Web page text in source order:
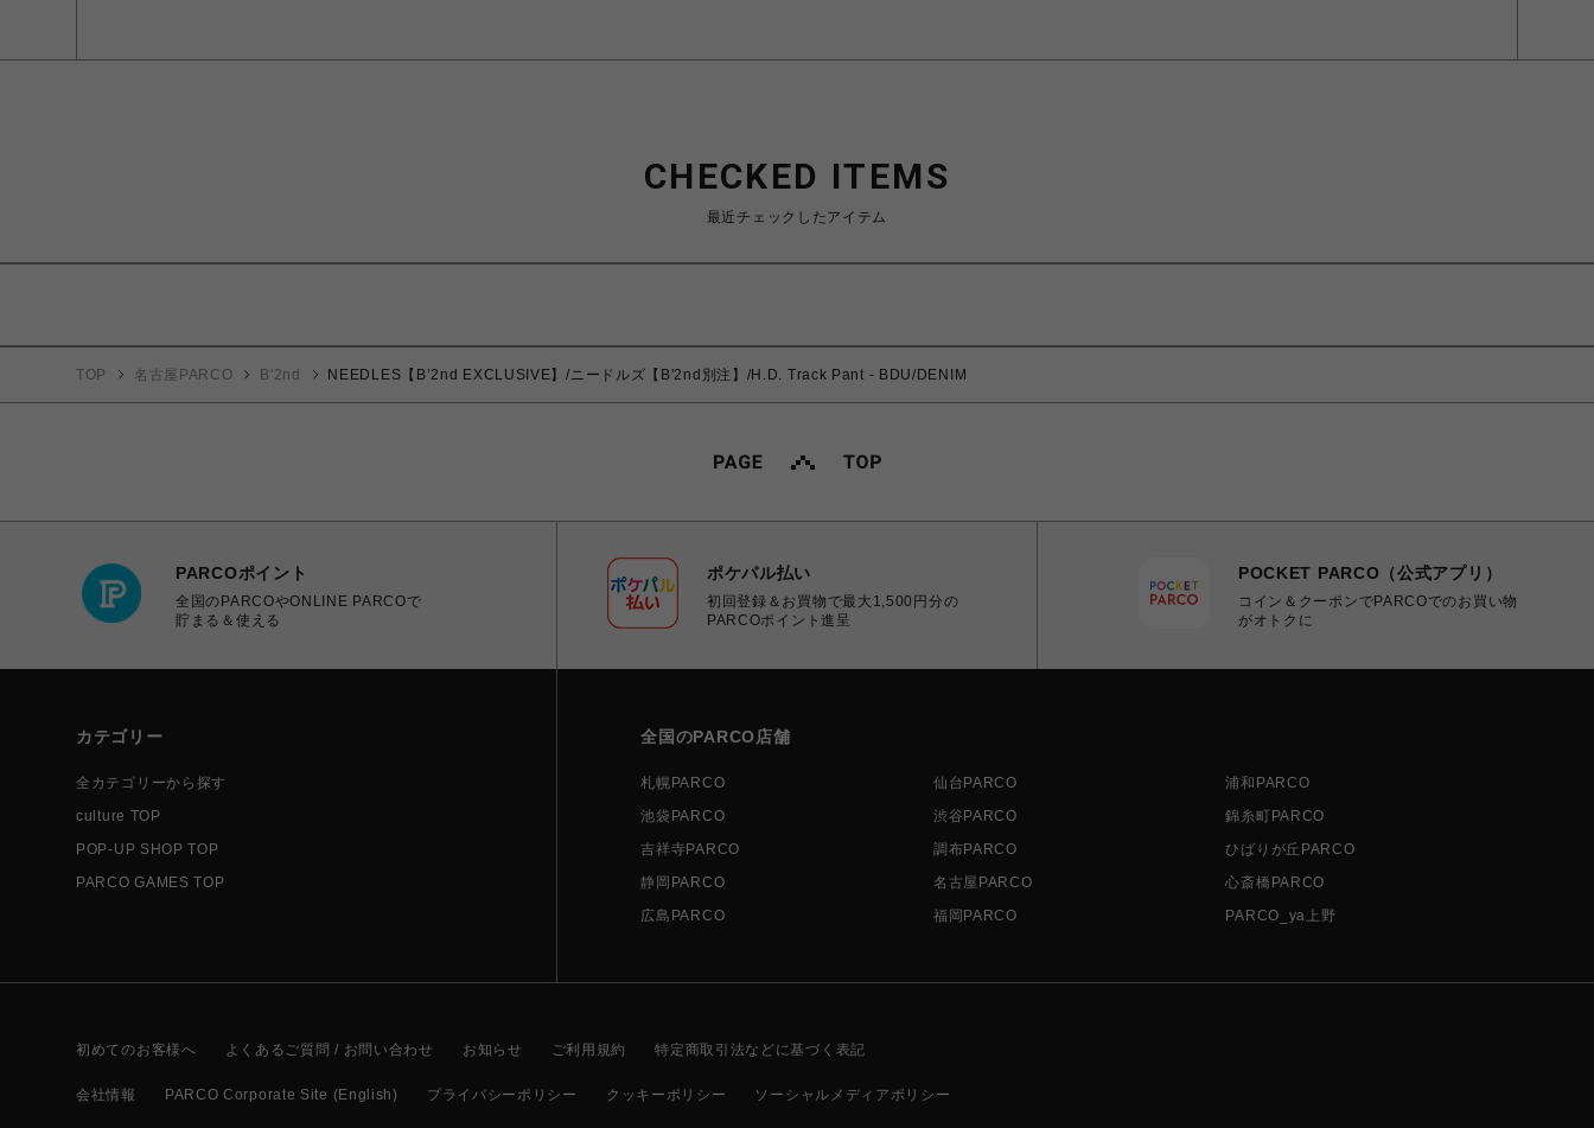
CHECKED ITEMS
最近チェックしたアイテム
TOP 名古屋PARCO B'2nd NEEDLES【B’2nd EXCLUSIVE】/ニードルズ【B'2nd別注】/H.D. Track Pant - BDU/DENIM
PARCOポイント
全国のPARCOやONLINE PARCOで
貯まる＆使える
ポケパル払い
初回登録＆お買物で最大1,500円分の
PARCOポイント進呈
POCKET PARCO（公式アプリ）
コイン＆クーポンでPARCOでのお買い物
がオトクに
カテゴリー
全カテゴリーから探す
culture TOP
POP-UP SHOP TOP
PARCO GAMES TOP
全国のPARCO店舗
札幌PARCO 仙台PARCO
浦和PARCO
池袋PARCO
渋谷PARCO
錦糸町PARCO
吉祥寺PARCO
調布PARCO
ひばりが丘PARCO
静岡PARCO
名古屋PARCO
心斎橋PARCO
広島PARCO
福岡PARCO PARCO_ya上野
初めてのお客様へ よくあるご質問 / お問い合わせ お知らせ ご利用規約 特定商取引法などに基づく表記
会社情報 PARCO Corporate Site (English) プライバシーポリシー クッキーポリシー ソーシャルメディアポリシー